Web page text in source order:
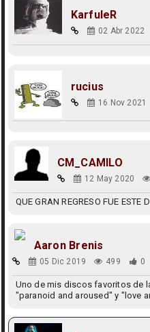
KarfuleR
02 Abr 2022
rucius
16 Nov 2021
CM_CAMILO
12 May 2020
QUE GRAN REGRESO FUE ESTE
Aaron Brenis
05 Dic 2019 499 0
Uno de mis discos favoritos de
"paranoid and aroused" y "love